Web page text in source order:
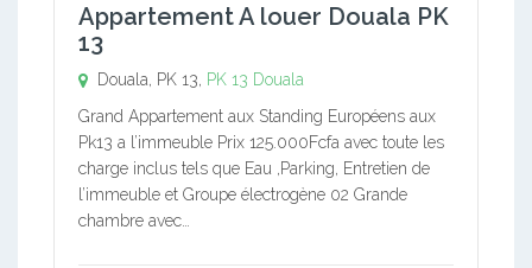
Appartement A louer Douala PK
13
Douala, PK 13, PK 13 Douala
Grand Appartement aux Standing Européens aux
Pk13 a l’immeuble Prix 125.000Fcfa avec toute les
charge inclus tels que Eau ,Parking, Entretien de
l’immeuble et Groupe électrogène 02 Grande
chambre avec…